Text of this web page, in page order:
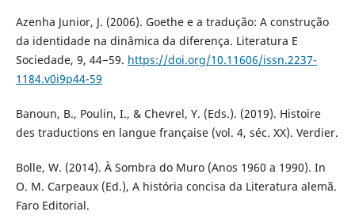
Azenha Junior, J. (2006). Goethe e a tradução: A construção
da identidade na dinâmica da diferença. Literatura E
Sociedade, 9, 44−59. https://doi.org/10.11606/issn.2237-
1184.v0i9p44-59
Banoun, B., Poulin, I., & Chevrel, Y. (Eds.). (2019). Histoire
des traductions en langue française (vol. 4, séc. XX). Verdier.
Bolle, W. (2014). À Sombra do Muro (Anos 1960 a 1990). In
O. M. Carpeaux (Ed.), A história concisa da Literatura alemã.
Faro Editorial.